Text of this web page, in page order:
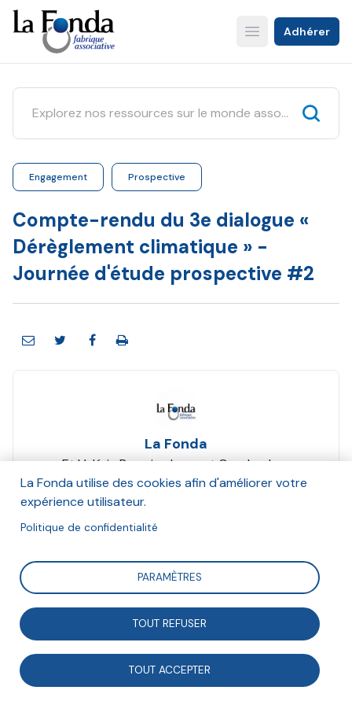
Aller
au
contenu
principal
Open main menu
Adhérer
Engagement Prospective
Compte-rendu du 3e dialogue «
Dérèglement climatique » -
Journée d'étude prospective #2
La Fonda
Et Valérie Paumier, Laurent Coudercher,
Alexandre Florentin
Mars 2024
Cet échange s’inscrit dans le cadre de la 2e journée
d’étude de la Fonda « Vers une société de
l’engagement ? Dynamiques & Ruptures ». Animé par
Charlotte Debray, déléguée générale de la Fonda, il a
La Fonda utilise des cookies afin d'améliorer votre
expérience utilisateur.
Politique de confidentialité
PARAMÈTRES
TOUT REFUSER
TOUT ACCEPTER